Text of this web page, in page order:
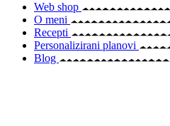
Web shop
O meni
Recepti
Personalizirani planovi
Blog